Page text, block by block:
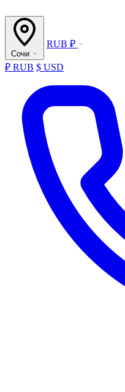
Сочи
RUB ₽
₽ RUB $ USD